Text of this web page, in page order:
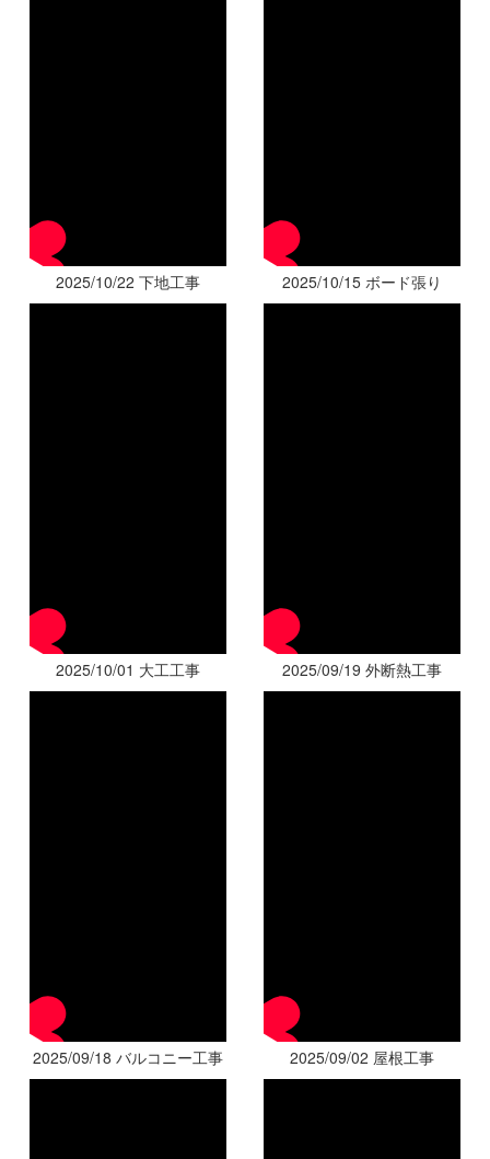
2025/10/22 下地工事 2025/10/15 ボード張り
2025/10/01 大工工事 2025/09/19 外断熱工事
2025/09/18 バルコニー工事 2025/09/02 屋根工事